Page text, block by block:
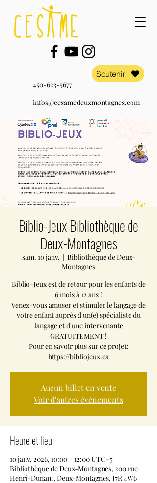
Soutenir
450-623-5677
infos@cesamedeuxmontagnes.com
Biblio-Jeux Bibliothèque de
Deux-Montagnes
sam. 10 janv.
  |
Bibliothèque de Deux-
Montagnes
Biblio-Jeux est de retour pour les enfants de
6 mois à 12 ans !
Venez-vous amuser et stimuler le langage de
votre enfant auprès d'un(e) spécialiste du
langage et d'une intervenante
GRATUITEMENT !
Pour en savoir plus sur ce projet:
https://bibliojeux.ca
Aucun billet en vente
Voir d'autres événements
Heure et lieu
10 janv. 2026, 10:00 – 12:00 UTC−5
Bibliothèque de Deux-Montagnes, 200 rue
Henri-Dunant, Deux-Montagnes, J7R 4W6